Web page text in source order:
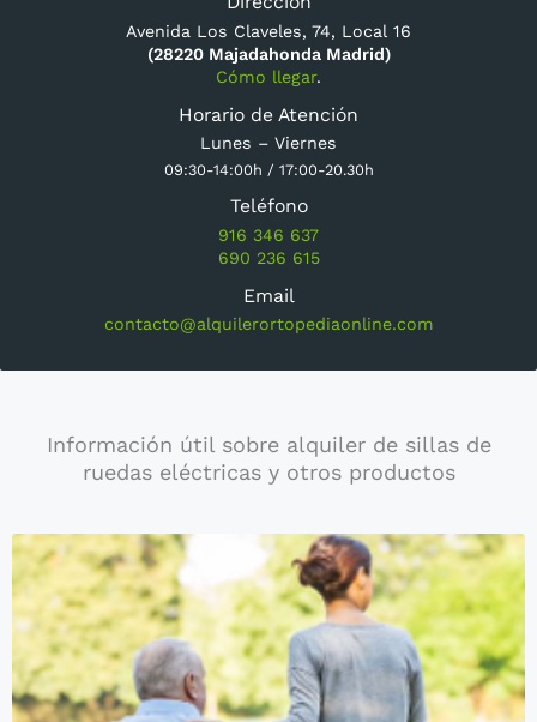
Avenida Los Claveles, 74, Local 16
(28220 Majadahonda Madrid)
Cómo llegar.
Horario de Atención
Lunes – Viernes
09:30-14:00h / 17:00-20.30h
Teléfono
916 346 637
690 236 615
Email
contacto@alquilerortopediaonline.com
Información útil sobre alquiler de sillas de
ruedas eléctricas y otros productos